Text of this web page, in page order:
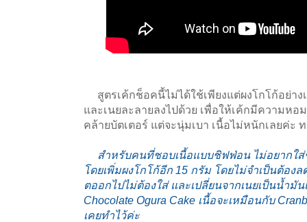
สูตรเค้กช็อคนี้ไม่ได้ใช้เพียงแต่ผงโกโก้อย่า
และเนยละลายลงไปด้วย เพื่อให้เค้กมีความหอ
คล้ายบัตเตอร์ แต่จะนุ่มเบา เนื้อไม่หนักเลยค่ะ
สำหรับคนที่ชอบเนื้อแบบชิฟฟ่อน ไม่อยากใ
โดยเพิ่มผงโกโก้อีก 15 กรัม โดยไม่จำเป็นต้อง
ตออกไปไม่ต้องใส่ และเปลี่ยนจากเนยเป็นน้ำมั
Chocolate Ogura Cake เนื้อจะเหมือนกับ
เคยทำไว้ค่ะ